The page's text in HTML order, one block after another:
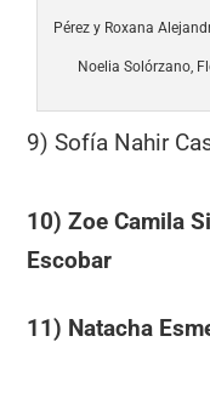
Pérez y Roxana
Noelia Solórzano,
9) Sofía Nahir
10) Zoe Camila
Escobar
11) Natacha